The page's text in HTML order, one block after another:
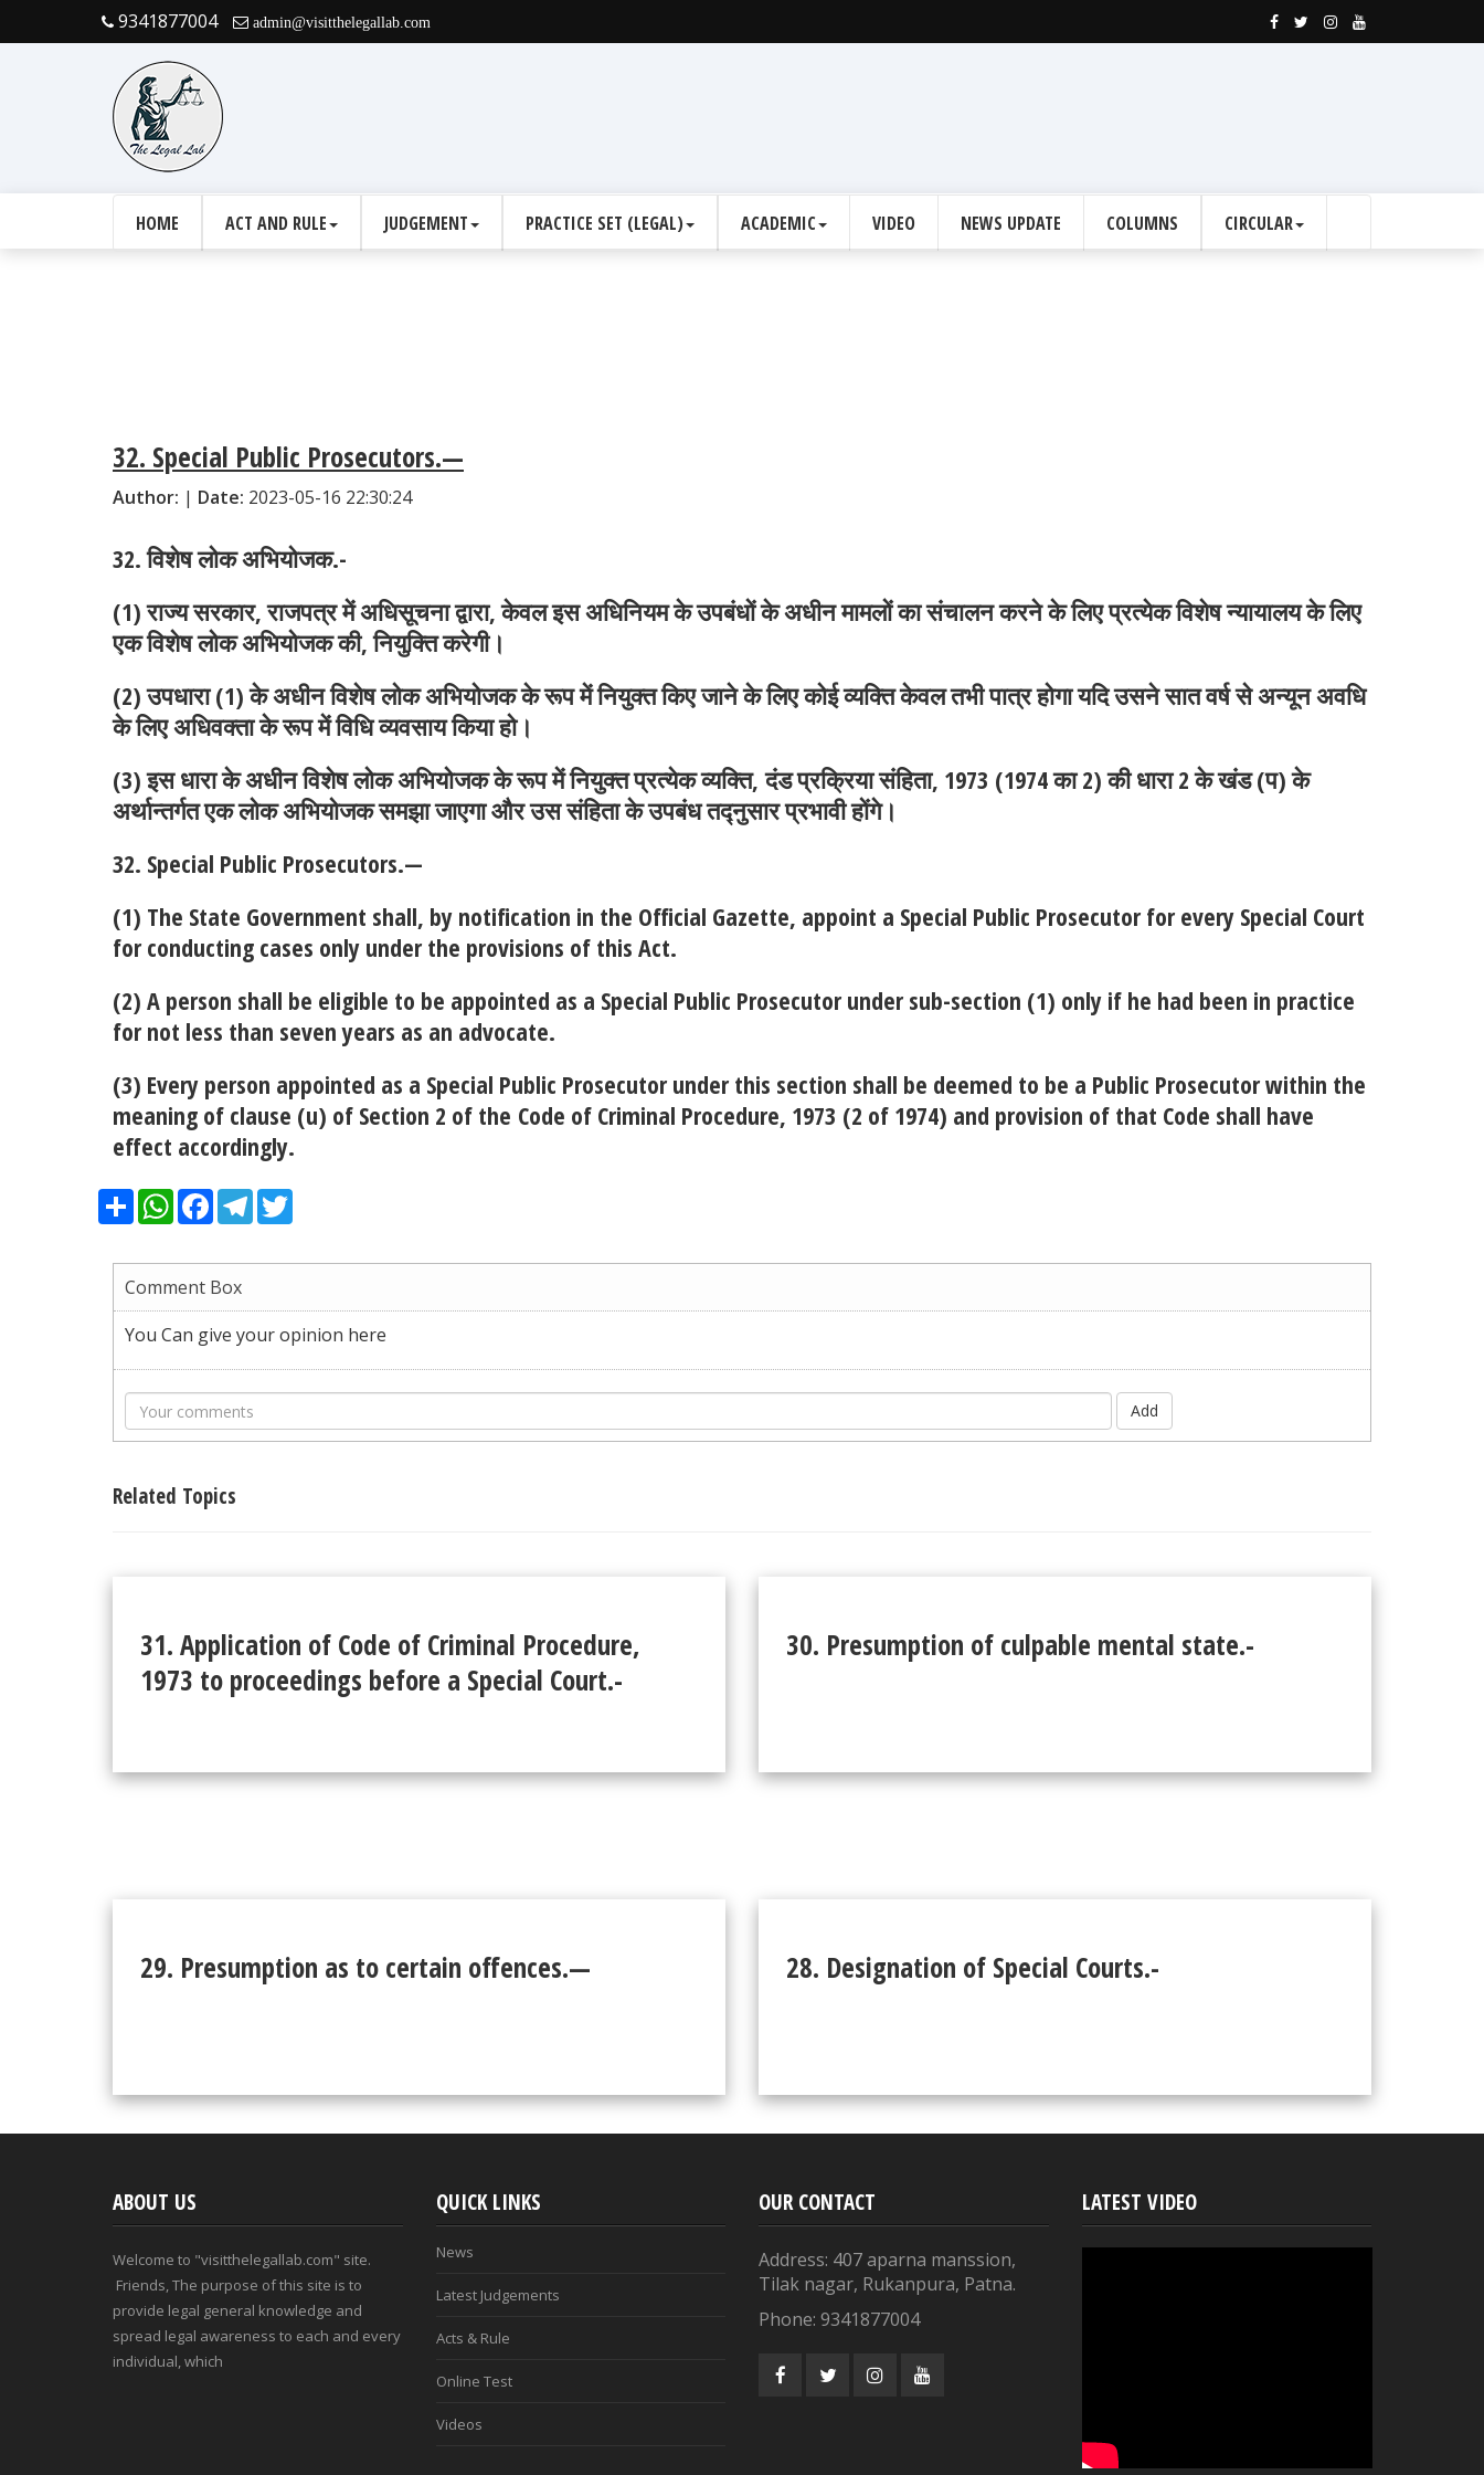
9341877004 admin@visitthelegallab.com
HOME ACT AND RULE JUDGEMENT PRACTICE SET (LEGAL) ACADEMIC VIDEO NEWS UPDATE COLUMNS CIRCULAR
32. Special Public Prosecutors.—
Author: | Date: 2023-05-16 22:30:24
32. विशेष लोक अभियोजक.-
(1) राज्य सरकार, राजपत्र में अधिसूचना द्वारा, केवल इस अधिनियम के उपबंधों के अधीन मामलों का संचालन करने के लिए प्रत्येक विशेष न्यायालय के लिए
एक विशेष लोक अभियोजक की, नियुक्ति करेगी।
(2) उपधारा (1) के अधीन विशेष लोक अभियोजक के रूप में नियुक्त किए जाने के लिए कोई व्यक्ति केवल तभी पात्र होगा यदि उसने सात वर्ष से अन्यून अवधि
के लिए अधिवक्ता के रूप में विधि व्यवसाय किया हो।
(3) इस धारा के अधीन विशेष लोक अभियोजक के रूप में नियुक्त प्रत्येक व्यक्ति,दंड प्रक्रिया संहिता, 1973 (1974 का 2) की धारा 2 के खंड (प) के
अर्थान्तर्गत एक लोक अभियोजक समझा जाएगा और उस संहिता के उपबंध तद्नुसार प्रभावी होंगे।
32. Special Public Prosecutors.—
(1) The State Government shall, by notification in the Official Gazette, appoint a Special Public Prosecutor for every Special Court
for conducting cases only under the provisions of this Act.
(2) A person shall be eligible to be appointed as a Special Public Prosecutor under sub-section (1) only if he had been in practice
for not less than seven years as an advocate.
(3) Every person appointed as a Special Public Prosecutor under this section shall be deemed to be a Public Prosecutor within the
meaning of clause (u) of Section 2 of the Code of Criminal Procedure, 1973 (2 of 1974) and provision of that Code shall have
effect accordingly.
ShareWhatsApp
Facebook
Telegram
Comment Box
You Can give your opinion here
Add
Related Topics
31. Application of Code of Criminal Procedure,
1973 to proceedings before a Special Court.-
30. Presumption of culpable mental state.-
29. Presumption as to certain offences.— 28. Designation of Special Courts.-
ABOUT US
Welcome to "visitthelegallab.com" site.
Friends, The purpose of this site is to
provide legal general knowledge and
spread legal awareness to each and every
individual, which
QUICK LINKS
News
Latest Judgements
Acts & Rule
Online Test
Videos
OUR CONTACT
Address: 407 aparna manssion,
Tilak nagar, Rukanpura, Patna.
Phone: 9341877004
LATEST VIDEO